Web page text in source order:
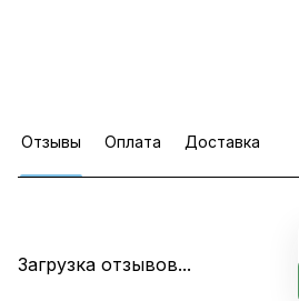
Отзывы Оплата Доставка
Загрузка отзывов...